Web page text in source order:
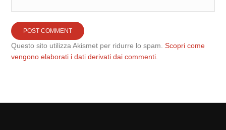
Questo sito utilizza Akismet per ridurre lo spam.Scopri come
vengono elaborati i dati derivati dai commenti